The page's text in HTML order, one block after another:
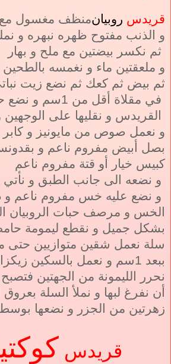
قريدس روبيانمنظف مغسول
و الذنب مفتوح ظهره نبهره و
ثم نكسر بيضتين مع ملح و بهار
و ملعقتين ماء و نغمسه بالطحين
ثم بيض ثم كعك ثم نضع زيت
في مقلاة أقل من 1سم و نضع حبيبات
القريدس و نقليها على الوجهين
و نعمل صوص من مايونيز و
بصل أبيض مفروم ناعم و
كبيس خيار أو قتة مفروم ناعم
و نضعه الى جانب الطبق و
و نضع عليه خس مفروم ناعم و
الخس و مرصف حبات الروبيان
بشكل جميل و نقطع ليمومة
سلة نعمل شقين متوازيين حتى
ببعد 1سم و نعمل بالسكين
نحرر الليمونة من الجهتين
أن نفرغ لبها و نملأ السلة
زهرتين من الجزر و نضعها
قريدس